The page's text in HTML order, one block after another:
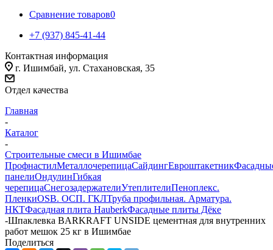
Сравнение товаров0
+7 (937) 845-41-44
Контактная информация
г. Ишимбай, ул. Стахановская, 35
Отдел качества
Главная
-
Каталог
-
Строительные смеси в Ишимбае
ПрофнастилМеталлочерепицаСайдингЕвроштакетник
панелиОндулинГибкая
черепицаСнегозадержателиУтеплителиПеноплекс.
ПленкиOSB. ОСП. ГКЛТруба профильная. Арматура.
НКТФасадная плита HauberkФасадные плиты Дёке
-Шпаклевка BARKRAFT UNSIDE цементная для внутренних
работ мешок 25 кг в Ишимбае
Поделиться